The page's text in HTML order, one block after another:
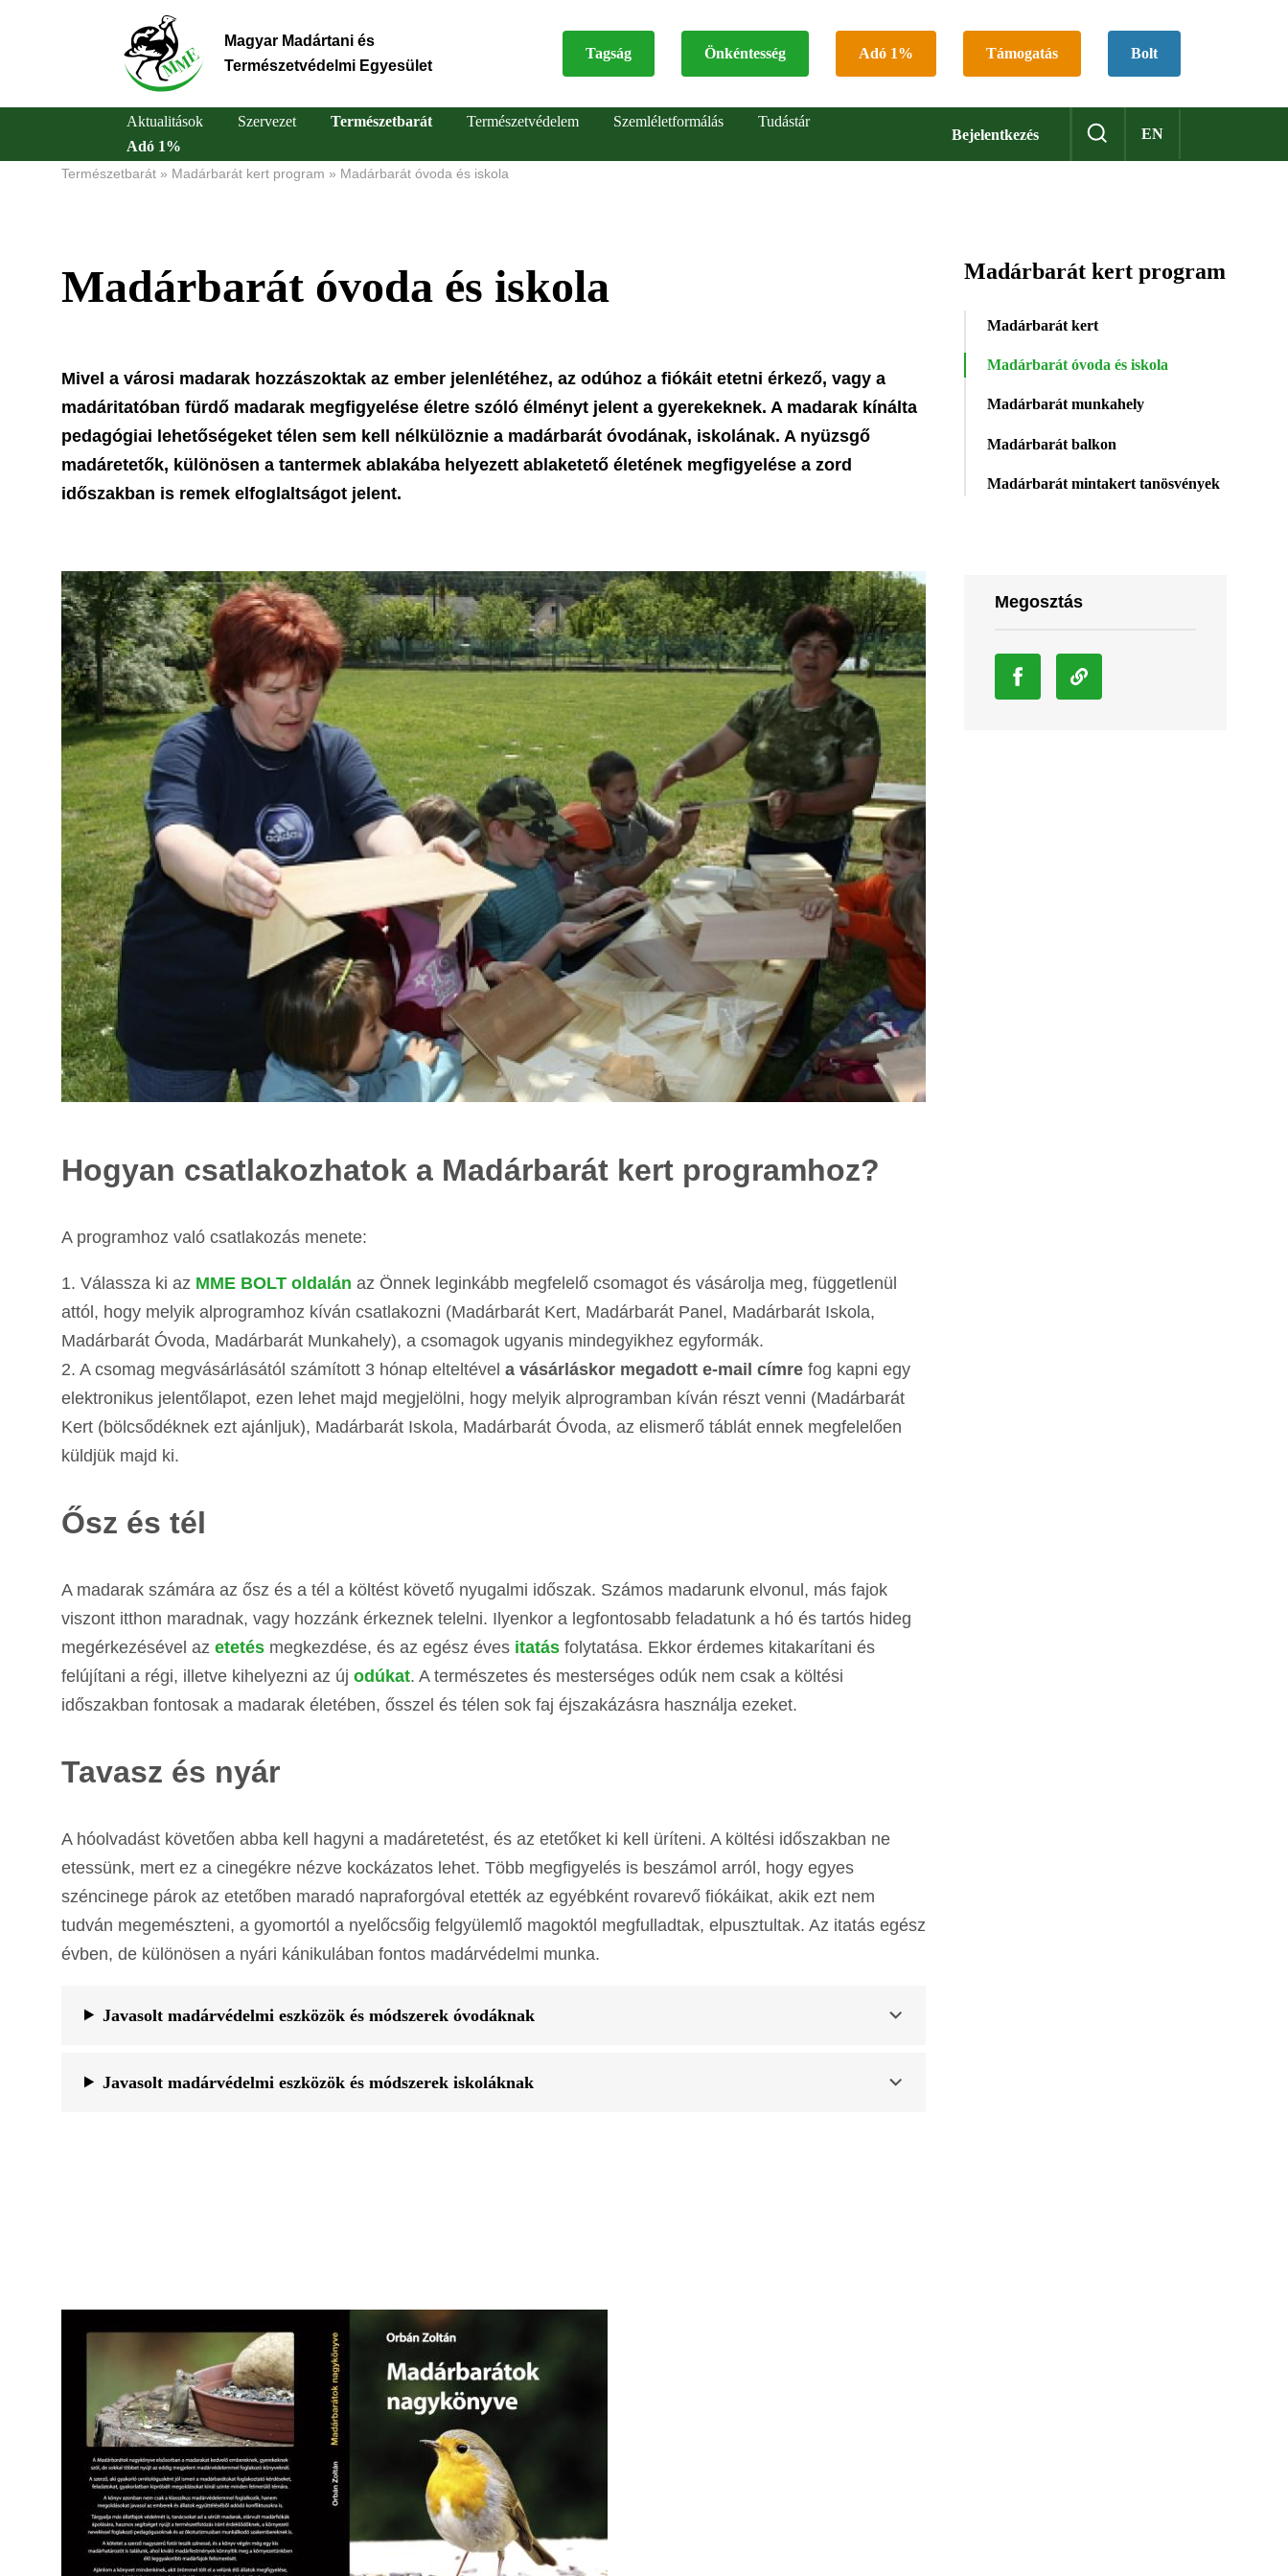
Magyar Madártani és
Természetvédelmi Egyesület
Top
Tagság Önkéntesség Adó 1% Támogatás Bolt
Bejelentkezés EN
Main
Aktualitások Szervezet Természetbarát Természetvédelem Szemléletformálás
Tudástár
Adó 1%
Természetbarát Madárbarát kert program Madárbarát óvoda és iskola
Madárbarát óvoda és iskola
Mivel a városi madarak hozzászoktak az ember jelenlétéhez, az odúhoz a fiókáit etetni érkező, vagy a
madáritatóban fürdő madarak megfigyelése életre szóló élményt jelent a gyerekeknek. A madarak kínálta
pedagógiai lehetőségeket télen sem kell nélkülöznie a madárbarát óvodának, iskolának. A nyüzsgő
madáretetők, különösen a tantermek ablakába helyezett ablaketető életének megfigyelése a zord
időszakban is remek elfoglaltságot jelent.
Hogyan csatlakozhatok a Madárbarát kert programhoz?
A programhoz való csatlakozás menete:
1. Válassza ki az MME BOLT oldalán az Önnek leginkább megfelelő csomagot és vásárolja meg, függetlenül
attól, hogy melyik alprogramhoz kíván csatlakozni (Madárbarát Kert, Madárbarát Panel, Madárbarát Iskola,
Madárbarát Óvoda, Madárbarát Munkahely), a csomagok ugyanis mindegyikhez egyformák.
2. A csomag megvásárlásától számított 3 hónap elteltével a vásárláskor megadott e-mail címre fog kapni egy
elektronikus jelentőlapot, ezen lehet majd megjelölni, hogy melyik alprogramban kíván részt venni (Madárbarát
Kert (bölcsődéknek ezt ajánljuk), Madárbarát Iskola, Madárbarát Óvoda, az elismerő táblát ennek megfelelően
küldjük majd ki.
Ősz és tél
A madarak számára az ősz és a tél a költést követő nyugalmi időszak. Számos madarunk elvonul, más fajok
viszont itthon maradnak, vagy hozzánk érkeznek telelni. Ilyenkor a legfontosabb feladatunk a hó és tartós hideg
megérkezésével az etetés megkezdése, és az egész éves itatás folytatása. Ekkor érdemes kitakarítani és
felújítani a régi, illetve kihelyezni az új odúkat. A természetes és mesterséges odúk nem csak a költési
időszakban fontosak a madarak életében, ősszel és télen sok faj éjszakázásra használja ezeket.
Tavasz és nyár
A hóolvadást követően abba kell hagyni a madáretetést, és az etetőket ki kell üríteni. A költési időszakban ne
etessünk, mert ez a cinegékre nézve kockázatos lehet. Több megfigyelés is beszámol arról, hogy egyes
széncinege párok az etetőben maradó napraforgóval etették az egyébként rovarevő fiókáikat, akik ezt nem
tudván megemészteni, a gyomortól a nyelőcsőig felgyülemlő magoktól megfulladtak, elpusztultak. Az itatás egész
évben, de különösen a nyári kánikulában fontos madárvédelmi munka.
Javasolt madárvédelmi eszközök és módszerek óvodáknak
Javasolt madárvédelmi eszközök és módszerek iskoláknak
Madárbarát kert program
Madárbarát kert
Madárbarát óvoda és iskola
Madárbarát munkahely
Madárbarát balkon
Madárbarát mintakert tanösvények
Megosztás